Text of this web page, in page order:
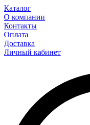
Каталог
О компании
Контакты
Оплата
Доставка
Личный кабинет